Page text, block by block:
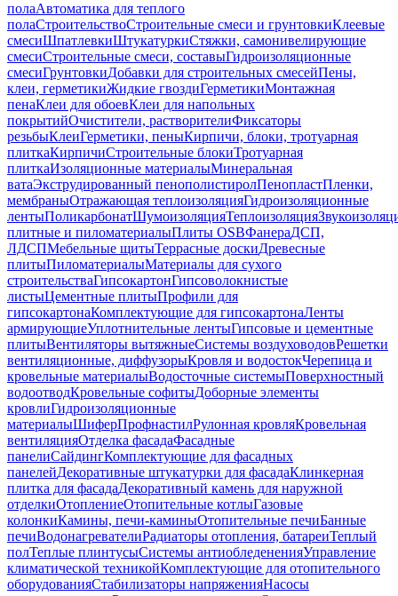
полаАвтоматика для теплого
полаСтроительствоСтроительные смеси и грунтовкиКлеевые
смесиШпатлевкиШтукатуркиСтяжки, самонивелирующие
смесиСтроительные смеси, составыГидроизоляционные
смесиГрунтовкиДобавки для строительных смесейПены,
клеи, герметикиЖидкие гвоздиГерметикиМонтажная
пенаКлеи для обоевКлеи для напольных
покрытийОчистители, растворителиФиксаторы
резьбыКлеиГерметики, пеныКирпичи, блоки, тротуарная
плиткаКирпичиСтроительные блокиТротуарная
плиткаИзоляционные материалыМинеральная
ватаЭкструдированный пенополистиролПенопластПленки,
мембраныОтражающая теплоизоляцияГидроизоляционные
лентыПоликарбонатШумоизоляцияТеплоизоляция
плитные и пиломатериалыПлиты OSBФанераДСП,
ЛДСПМебельные щитыТеррасные доскиДревесные
плитыПиломатериалыМатериалы для сухого
строительстваГипсокартонГипсоволокнистые
листыЦементные плитыПрофили для
гипсокартонаКомплектующие для гипсокартонаЛенты
армирующиеУплотнительные лентыГипсовые и цементные
плитыВентиляторы вытяжныеСистемы воздуховодовРешетки
вентиляционные, диффузорыКровля и водостокЧерепица и
кровельные материалыВодосточные системыПоверхностный
водоотводКровельные софитыДоборные элементы
кровлиГидроизоляционные
материалыШиферПрофнастилРулонная кровляКровельная
вентиляцияОтделка фасадаФасадные
панелиСайдингКомплектующие для фасадных
панелейДекоративные штукатурки для фасадаКлинкерная
плитка для фасадаДекоративный камень для наружной
отделкиОтоплениеОтопительные котлыГазовые
колонкиКамины, печи-каминыОтопительные печиБанные
печиВодонагревателиРадиаторы отопления, батареиТеплый
полТеплые плинтусыСистемы антиобледененияУправление
климатической техникойКомплектующие для отопительного
оборудованияСтабилизаторы напряженияНасосы